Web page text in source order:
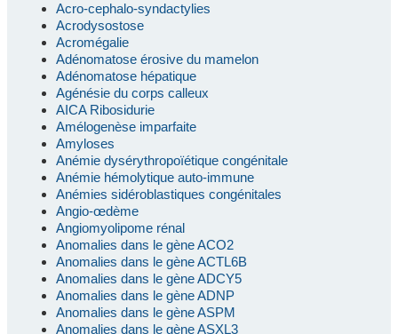
Acro-cephalo-syndactylies
Acrodysostose
Acromégalie
Adénomatose érosive du mamelon
Adénomatose hépatique
Agénésie du corps calleux
AICA Ribosidurie
Amélogenèse imparfaite
Amyloses
Anémie dysérythropoïétique congénitale
Anémie hémolytique auto-immune
Anémies sidéroblastiques congénitales
Angio-œdème
Angiomyolipome rénal
Anomalies dans le gène ACO2
Anomalies dans le gène ACTL6B
Anomalies dans le gène ADCY5
Anomalies dans le gène ADNP
Anomalies dans le gène ASPM
Anomalies dans le gène ASXL3